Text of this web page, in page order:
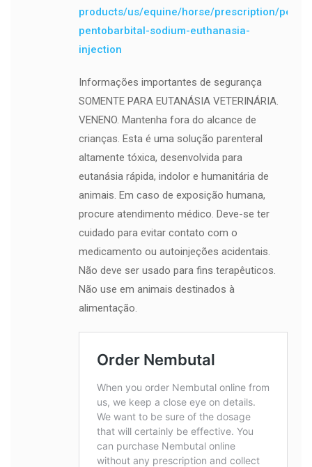
products/us/equine/horse/prescription/
pentobarbital-sodium-euthanasia-
injection
Informações importantes de segurança
SOMENTE PARA EUTANÁSIA VETERINÁRIA.
VENENO. Mantenha fora do alcance de
crianças. Esta é uma solução parenteral
altamente tóxica, desenvolvida para
eutanásia rápida, indolor e humanitária de
animais. Em caso de exposição humana,
procure atendimento médico. Deve-se ter
cuidado para evitar contato com o
medicamento ou autoinjeções acidentais.
Não deve ser usado para fins terapêuticos.
Não use em animais destinados à
alimentação.